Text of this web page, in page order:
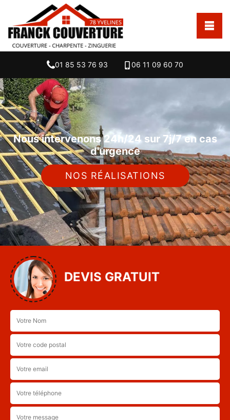
01 85 53 76 93 06 11 09 60 70
Nous intervenons 24h/24 sur 7j/7 en cas
d'urgence
NOS RÉALISATIONS
DEVIS GRATUIT